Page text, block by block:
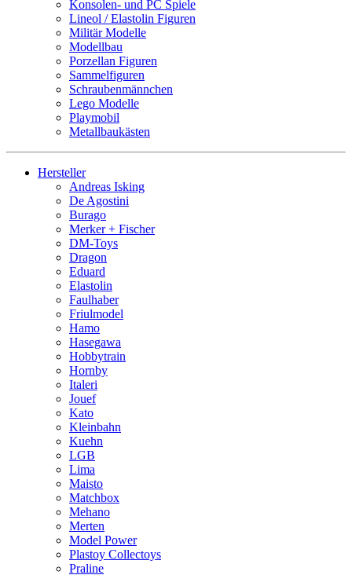
Konsolen- und PC Spiele
Lineol / Elastolin Figuren
Militär Modelle
Modellbau
Porzellan Figuren
Sammelfiguren
Schraubenmännchen
Lego Modelle
Playmobil
Metallbaukästen
Hersteller
Andreas Isking
De Agostini
Burago
Merker + Fischer
DM-Toys
Dragon
Eduard
Elastolin
Faulhaber
Friulmodel
Hamo
Hasegawa
Hobbytrain
Hornby
Italeri
Jouef
Kato
Kleinbahn
Kuehn
LGB
Lima
Maisto
Matchbox
Mehano
Merten
Model Power
Plastoy Collectoys
Praline